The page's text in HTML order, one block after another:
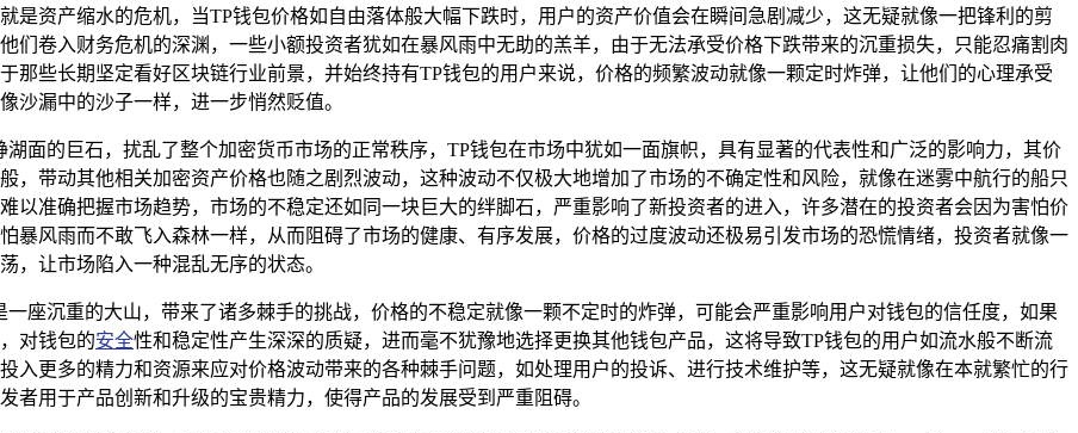
是资产缩水的危机，当TP钱包价格如自由落体般大幅下跌时，用户的资产价值会在瞬间急剧减少，这无疑就像一把锋利的剪
们卷入财务危机的深渊，一些小额投资者犹如在暴风雨中无助的羔羊，由于无法承受价格下跌带来的沉重损失，只能忍痛割肉
那些长期坚定看好区块链行业前景，并始终持有TP钱包的用户来说，价格的频繁波动就像一颗定时炸弹，让他们的心理承受
沙漏中的沙子一样，进一步悄然贬值。
面的巨石，扰乱了整个加密货币市场的正常秩序，TP钱包在市场中犹如一面旗帜，具有显著的代表性和广泛的影响力，其价
，带动其他相关加密资产价格也随之剧烈波动，这种波动不仅极大地增加了市场的不确定性和风险，就像在迷雾中航行的船只
以准确把握市场趋势，市场的不稳定还如同一块巨大的绊脚石，严重影响了新投资者的进入，许多潜在的投资者会因为害怕价
暴风雨而不敢飞入森林一样，从而阻碍了市场的健康、有序发展，价格的过度波动还极易引发市场的恐慌情绪，投资者就像一
，让市场陷入一种混乱无序的状态。
座沉重的大山，带来了诸多棘手的挑战，价格的不稳定就像一颗不定时的炸弹，可能会严重影响用户对钱包的信任度，如果
对钱包的安全性和稳定性产生深深的质疑，进而毫不犹豫地选择更换其他钱包产品，这将导致TP钱包的用户如流水般不断流
入更多的精力和资源来应对价格波动带来的各种棘手问题，如处理用户的投诉、进行技术维护等，这无疑就像在本就繁忙的行
用于产品创新和升级的宝贵精力，使得产品的发展受到严重阻碍。